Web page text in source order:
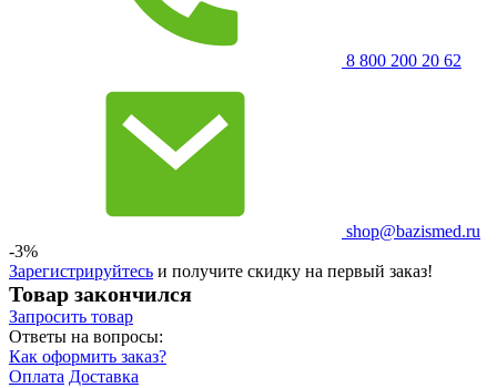
8 800 200 20 62
shop@bazismed.ru
-3%
Зарегистрируйтесь и получите скидку на первый заказ!
Товар закончился
Запросить товар
Ответы на вопросы:
Как оформить заказ?
Оплата Доставка